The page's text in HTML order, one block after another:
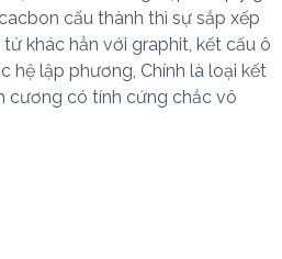
cấu thành thì sự sắp xếp
khác hẳn với graphit, kết cấu ô
hệ lập phương, Chính là loại kết
cương có tính cứng chắc vô